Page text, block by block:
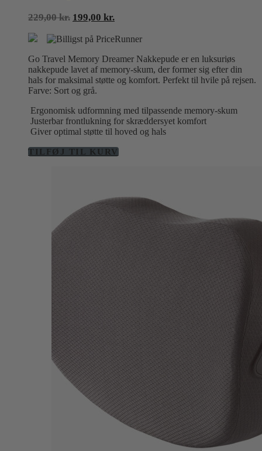
229,00kr. Den
pris
229,00 kr..
199,00 kr.Den
pris
199,00 kr..
Go Travel Memory Dreamer Nakkepude er en luksuriøs
nakkepude lavet af memory-skum, der former sig efter din
hals for maksimal støtte og komfort. Perfekt til hvile på rejsen.
Farve: Sort og grå.
Ergonomisk udformning med tilpassende memory-skum
Justerbar frontlukning for skræddersyet komfort
Giver optimal støtte til hoved og hals
TILFØJ TIL KURV